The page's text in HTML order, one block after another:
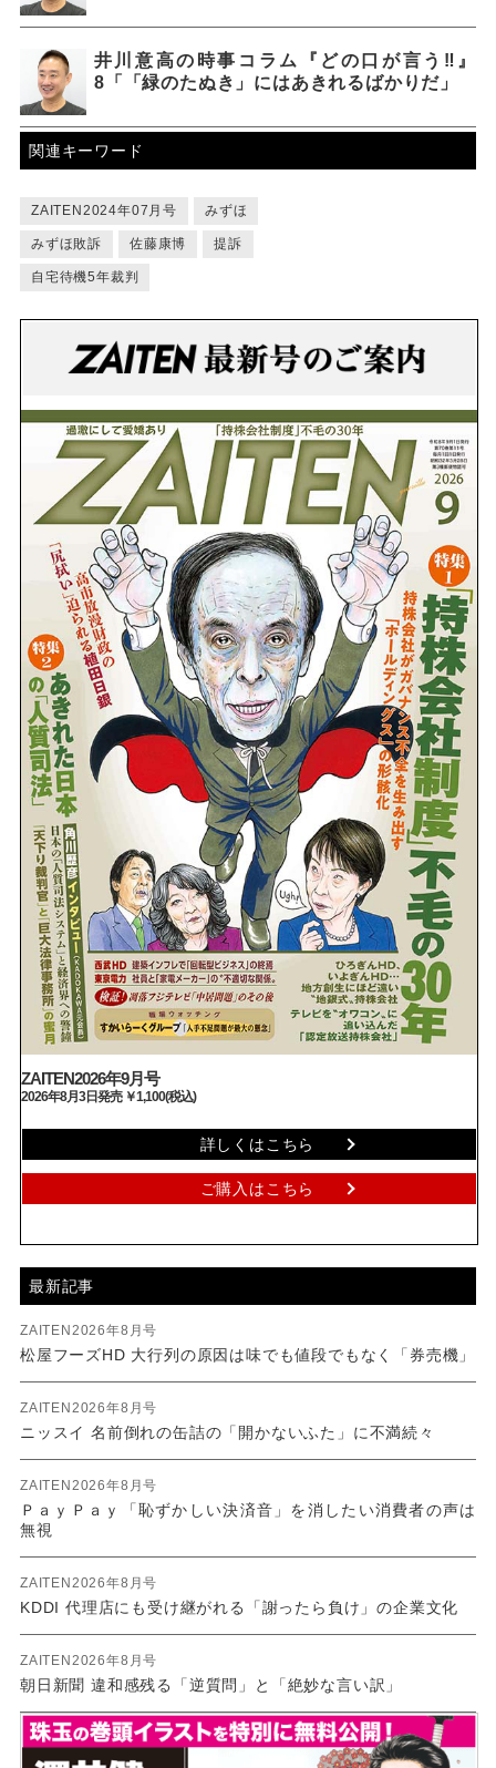
井川意高の時事コラム『どの口が言う‼』
8「「緑のたぬき」にはあきれるばかりだ」
関連キーワード
ZAITEN2024年07月号 みずほ
みずほ敗訴 佐藤康博 提訴
自宅待機5年裁判
ZAITEN2026年9月号
2026年8月3日発売 ￥1,100(税込)
詳しくはこちら
ご購入はこちら
最新記事
ZAITEN2026年8月号
松屋フーズHD 大行列の原因は味でも値段でもなく「券売機」
ZAITEN2026年8月号
ニッスイ 名前倒れの缶詰の「開かないふた」に不満続々
ZAITEN2026年8月号
ＰａｙＰａｙ「恥ずかしい決済音」を消したい消費者の声は
無視
ZAITEN2026年8月号
KDDI 代理店にも受け継がれる「謝ったら負け」の企業文化
ZAITEN2026年8月号
朝日新聞 違和感残る「逆質問」と「絶妙な言い訳」